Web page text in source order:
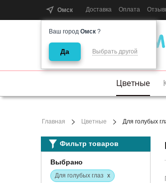
Омск
Ваш город Омск ?
Да Выбрать другой
Доставка Оплата
Интернет-магазин цветных линз
Цветные
Главная Цветные Для голубых
Фильтр товаров
Выбрано
Для голубых глаз X